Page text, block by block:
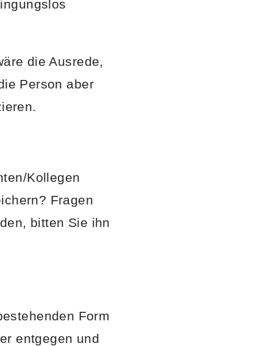
die Ausrede,
Person aber
Kollegen
Fragen
bitten Sie ihn
Form
entgegen und